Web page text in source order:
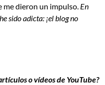
me dieron un impulso. En
sido adicta: ¡el blog no
o vídeos de YouTube?